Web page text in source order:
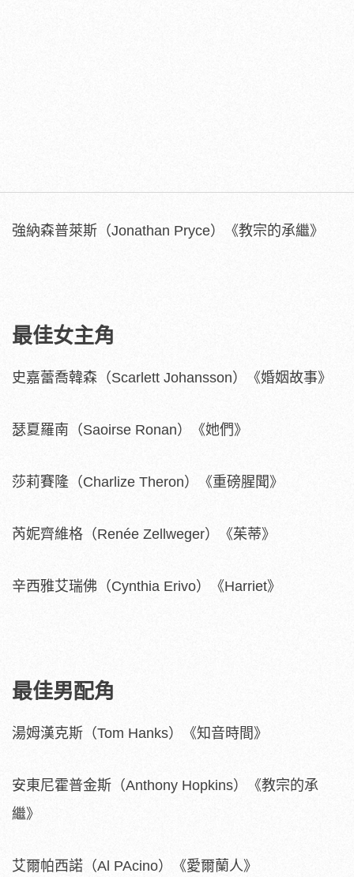
強納森普萊斯（Jonathan Pryce）《教宗的承繼》
最佳女主角
史嘉蕾喬韓森（Scarlett Johansson）《婚姻故事》
瑟夏羅南（Saoirse Ronan）《她們》
莎莉賽隆（Charlize Theron）《重磅腥聞》
芮妮齊維格（Renée Zellweger）《茱蒂》
辛西雅艾瑞佛（Cynthia Erivo）《Harriet》
最佳男配角
湯姆漢克斯（Tom Hanks）《知音時間》
安東尼霍普金斯（Anthony Hopkins）《教宗的承
繼》
艾爾帕西諾（Al PAcino）《愛爾蘭人》